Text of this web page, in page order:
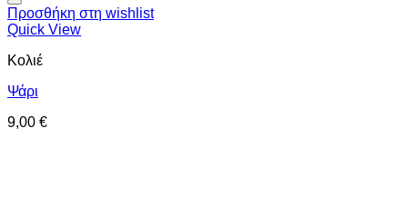
Προσθήκη στη wishlist
Quick View
Κολιέ
Ψάρι
9,00 €